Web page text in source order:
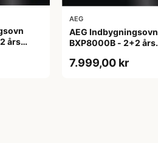
års
AEG
AEG Indbygningsovn
BXP8000B - 2+2 års
7.999,00 kr